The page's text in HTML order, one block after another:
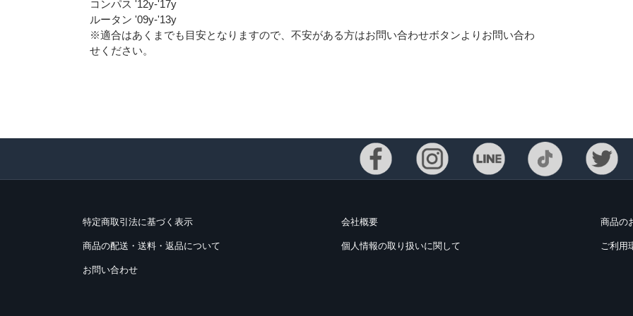
コンパス '12y-'17y
ルータン '09y-'13y
※適合はあくまでも目安となりますので、不安がある方はお問い合わせボタンよりお問い合わ
せください。
特定商取引法に基づく表示 会社概要 商品の
商品の配送・送料・返品について 個人情報の取り扱いに関して ご利用
お問い合わせ